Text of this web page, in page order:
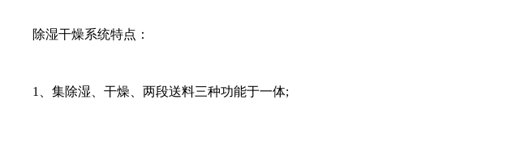
除湿干燥系统特点：
1、集除湿、干燥、两段送料三种功能于一体;